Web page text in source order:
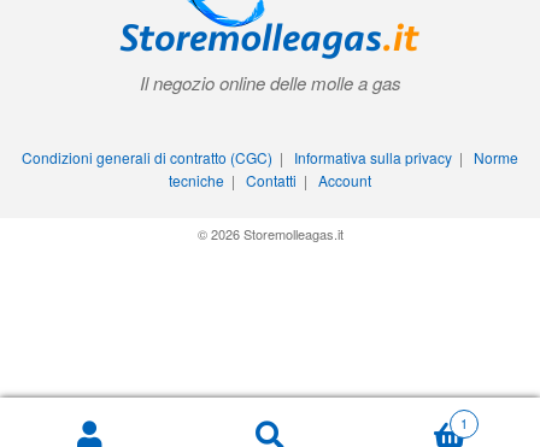
1
Il negozio online delle molle a gas
Condizioni generali di contratto (CGC) | Informativa sulla privacy | Norme
tecniche | Contatti | Account
© 2026 Storemolleagas.it